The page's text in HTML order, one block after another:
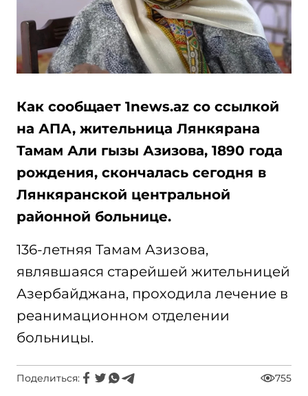
Как сообщает 1news.az со ссылкой
на АПА, жительница Лянкярана
Тамам Али гызы Азизова, 1890 года
рождения, скончалась сегодня в
Лянкяранской центральной
районной больнице.
136-летняя Тамам Азизова,
являвшаяся старейшей жительницей
Азербайджана, проходила лечение в
реанимационном отделении
больницы.
Поделиться: 755